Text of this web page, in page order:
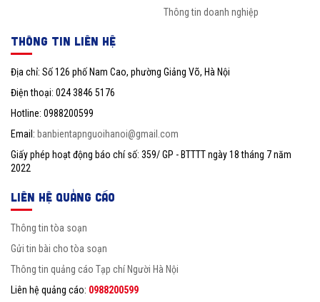
Thông tin doanh nghiệp
THÔNG TIN LIÊN HỆ
Địa chỉ: Số 126 phố Nam Cao, phường Giảng Võ, Hà Nội
Điện thoại: 024 3846 5176
Hotline: 0988200599
Email: banbientapnguoihanoi@gmail.com
Giấy phép hoạt động báo chí số: 359/ GP - BTTTT ngày 18 tháng 7 năm
2022
LIÊN HỆ QUẢNG CÁO
Thông tin tòa soạn
Gửi tin bài cho tòa soạn
Thông tin quảng cáo Tạp chí Người Hà Nội
Liên hệ quảng cáo: 0988200599